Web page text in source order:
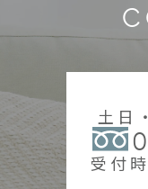
土日
受付